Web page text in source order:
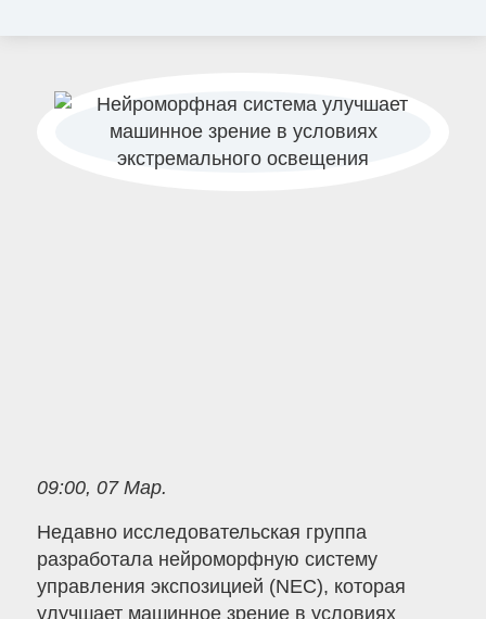
09:00, 07 Мар.
Недавно исследовательская группа
разработала нейроморфную систему
управления экспозицией (NEC), которая
улучшает машинное зрение в условиях